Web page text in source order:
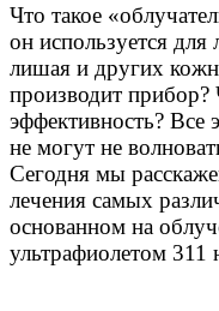
Что такое
он используется для
лишая и других
производит прибор?
эффективность?
не могут не
Сегодня мы
лечения самых
основанном на
ультрафиолетом 311